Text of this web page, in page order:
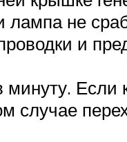
не
и
Если
случае